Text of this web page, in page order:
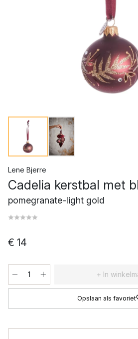
Lene Bjerre
Cadelia kerstbal met
pomegranate-light gold
€ 14
+ In
Opslaan als favoriet